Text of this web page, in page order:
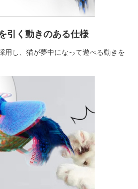
引く動きのある仕様
用し、猫が夢中になって遊べる動きを